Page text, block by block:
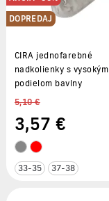
DOPREDAJ
CIRA jednofarebné
nadkolienky s vysokým
podielom bavlny
5,10 €
3,57 €
33-35 37-38